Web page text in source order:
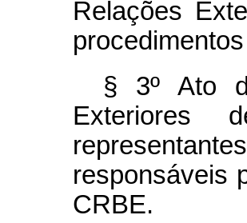
Relações
§ 3º Ato
Exteriores
responsáveis
CRBE.